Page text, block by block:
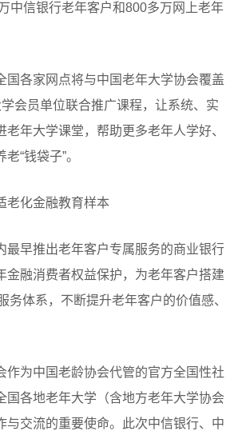
中信银行老年客户和800多万网上老年
国各家网点将与中国老年大学协会覆盖
会员单位联合推广课程，让系统、实
老年大学课堂，帮助更多老年人学好、
“钱袋子”。
老化金融教育样本‌
最早推出老年客户专属服务的商业银行
金融消费者权益保护，为老年客户搭建
务体系，不断提升老年客户的价值感、
作为中国老龄协会代管的官方全国性社
国各地老年大学（含地方老年大学协会
与交流的重要使命。此次中信银行、中